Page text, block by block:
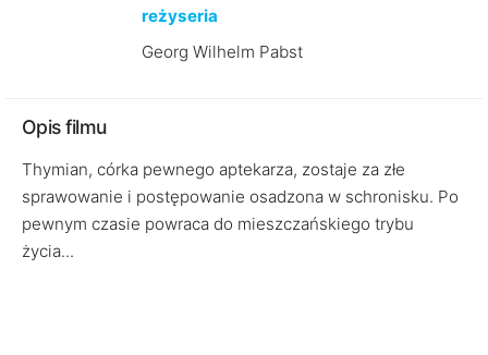
reżyseria
Georg Wilhelm Pabst
Opis filmu
Thymian, córka pewnego aptekarza, zostaje za złe
sprawowanie i postępowanie osadzona w schronisku. Po
pewnym czasie powraca do mieszczańskiego trybu
życia...